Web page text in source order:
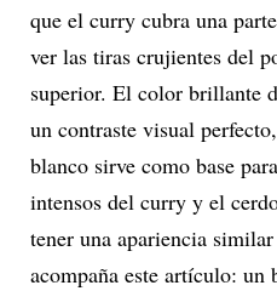
que el curry cubra una
ver las tiras crujientes del
superior. El color brillante
un contraste visual
blanco sirve como base
intensos del curry y el
tener una apariencia
acompaña este artículo: